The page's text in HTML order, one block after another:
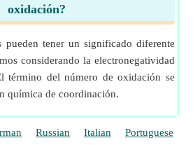
oxidación?
pueden tener un significado diferente
considerando la electronegatividad
término del número de oxidación se
química de coordinación.
Russian Italian Portuguese